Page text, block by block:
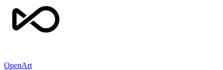
OpenArt